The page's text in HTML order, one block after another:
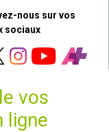
nous sur vos
sociaux
vos
ligne